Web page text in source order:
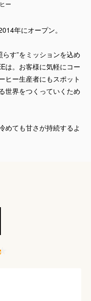
ー
年にオープン。
す”をミッションを込め
は。お客様に気軽にコー
ヒー生産者にもスポット
世界をつくっていくため
めても甘さが持続するよ